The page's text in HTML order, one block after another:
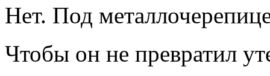
Нет. Под
Чтобы он не превратил